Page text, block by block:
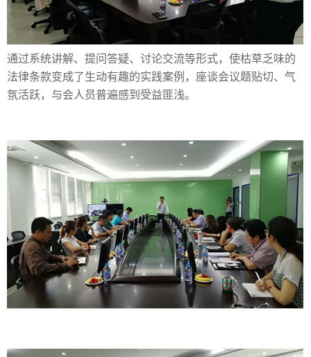
通过系统讲解、提问答疑、讨论交流等形式，使枯草乏味的
法律条款变成了生动有趣的实践案例，座谈会议题贴切、气
氛活跃，与会人员普遍感到受益匪浅。